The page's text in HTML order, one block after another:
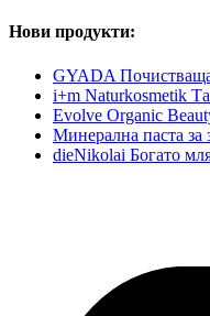
Нови продукти:
GYADA
i+m Naturkosmetik
Evolve Organic
Минерална паста за
dieNikolai Богато